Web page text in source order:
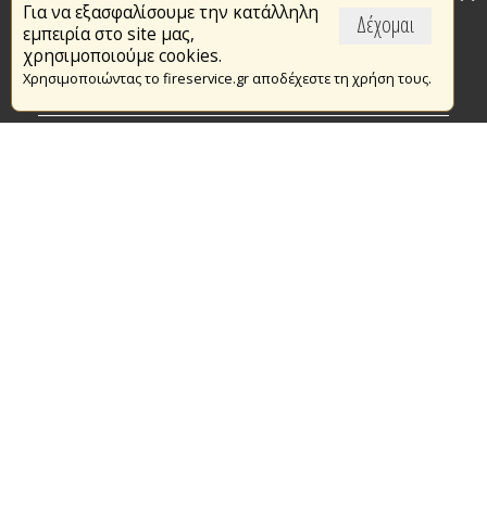
Δέχομαι
Για να εξασφαλίσουμε την κατάλληλη
εμπειρία στο site μας,
χρησιμοποιούμε cookies.
Χρησιμοποιώντας το fireservice.gr αποδέχεστε τη χρήση τους.
Επικαιρότητα
Το Πυροσβεστικό Σώμα